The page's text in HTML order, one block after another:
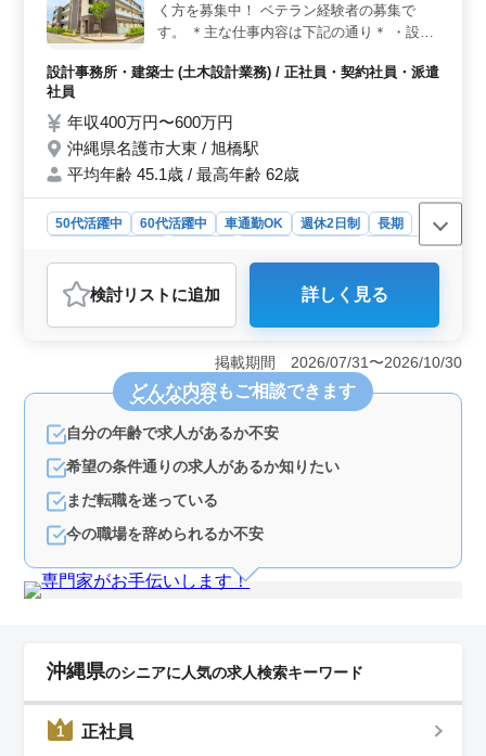
く方を募集中！ ベテラン経験者の募集で
す。 ＊主な仕事内容は下記の通り＊ ・設計
土木に必要な有資格者は優遇いたします。
設計事務所・建築士 (土木設計業務) / 正社員・契約社員・派遣
社員
年収400万円〜600万円
沖縄県名護市大東 / 旭橋駅
平均年齢 45.1歳 / 最高年齢 62歳
50代活躍中 60代活躍中 車通勤OK 週休2日制
長期
派遣社員
おすすめポイント
＜ベテラン経験者が活躍できる環境＞ 中高年の経験豊
富な設計士が活躍している職場で、年齢に関わらずこれ
までのキャリアを存分に活かすことができる点が特徴で
す。土木設計の有資格者には優遇制度があり、橋梁や構
造物の点検など専門知識を持つ方にとって、即戦力とし
て活躍できる環境が整っています。ベテランとしての経
験を評価されながら、沖縄県で地域に根ざした設計業務
に従事できます。 ＜安定した収入と働きやすい勤務
条件＞ この職種は年収400万円〜600万円と収入面でも
基盤も安定します。また、週休2日制で残業が少なく、月
た働き方が可能です。車通勤も可能で、通勤手当も支給
測量業務、橋梁や構造物の点検業務など幅広い土木業務
に携われるため、土木技術者としてのスキルをさらに磨
ける環境です。土木分野における様々な経験を積みなが
ら、専門知識を深めていくことができるため、プロとし
ての成長を目指したい方にも最適なポジションです。仕
検討リスト に追加 詳しく見る
掲載期間 2026/07/31〜2026/10/30
どんな内容もご相談できます
自分の年齢で求人があるか不安
希望の条件通りの求人があるか知りたい
まだ転職を迷っている
今の職場を辞められるか不安
沖縄県のシニアに人気の求人検索キーワード
1 正社員